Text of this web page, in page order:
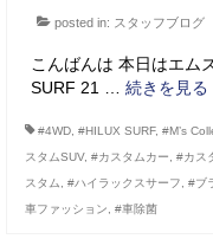
posted in: スタッフブログ
こんばんは 本日はエム
SURF 21 … 続きを見る
#4WD #HILUX SURF, #M’s
スタムSUV, #カスタムカー #カス
スタム
#ハイラックスサーフ #ブ
車ファッション
#車除菌